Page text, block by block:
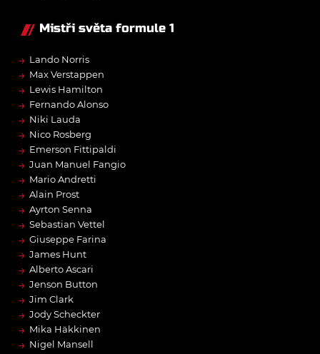
Mistři světa formule 1
→ Lando Norris
→ Max Verstappen
→ Lewis Hamilton
→ Fernando Alonso
→ Niki Lauda
→ Nico Rosberg
→ Emerson Fittipaldi
→ Juan Manuel Fangio
→ Mario Andretti
→ Alain Prost
→ Ayrton Senna
→ Sebastian Vettel
→ Giuseppe Farina
→ James Hunt
→ Alberto Ascari
→ Jenson Button
→ Jim Clark
→ Jody Scheckter
→ Mika Häkkinen
→ Nigel Mansell